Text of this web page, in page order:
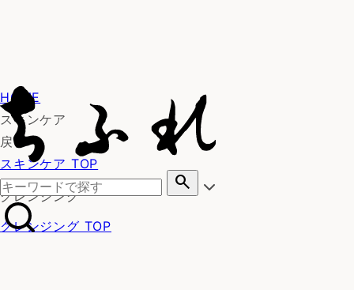
search
HOME
スキンケア
戻る
スキンケア TOP
クレンジング
クレンジング TOP